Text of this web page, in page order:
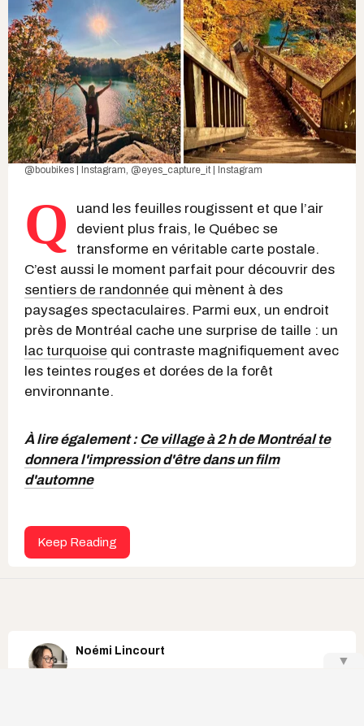
@boubikes | Instagram, @eyes_capture_it | Instagram
Q
uand les feuilles rougissent et que l’air
devient plus frais, le Québec se
transforme en véritable carte postale.
C’est aussi le moment parfait pour découvrir des
sentiers de randonnée qui mènent à des
paysages spectaculaires. Parmi eux, un endroit
près de Montréal cache une surprise de taille : un
lac turquoise qui contraste magnifiquement avec
les teintes rouges et dorées de la forêt
environnante.
À lire également : Ce village à 2 h de Montréal te
donnera l'impression d'être dans un film
d'automne
Keep Reading
Noémi Lincourt
▼